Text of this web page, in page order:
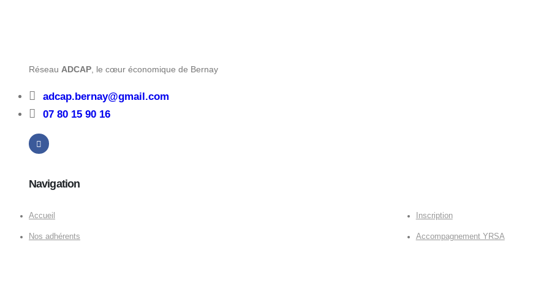
Réseau ADCAP , le cœur économique de Bernay
adcap.bernay@gmail.com
07 80 15 90 16
Navigation
Accueil
Nos adhérents
Inscription
Accompagnement YRSA